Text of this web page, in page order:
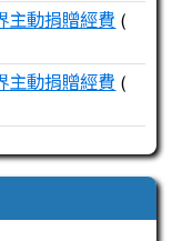
主動捐贈經費 (
主動捐贈經費 (